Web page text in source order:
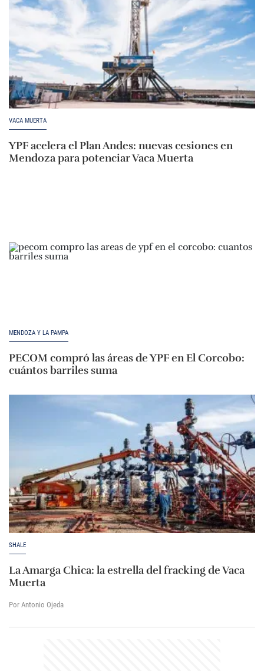
VACA MUERTA
YPF acelera el Plan Andes: nuevas cesiones en
Mendoza para potenciar Vaca Muerta
MENDOZA Y LA PAMPA
PECOM compró las áreas de YPF en El Corcobo:
cuántos barriles suma
SHALE
La Amarga Chica: la estrella del fracking de Vaca
Muerta
Por Antonio Ojeda